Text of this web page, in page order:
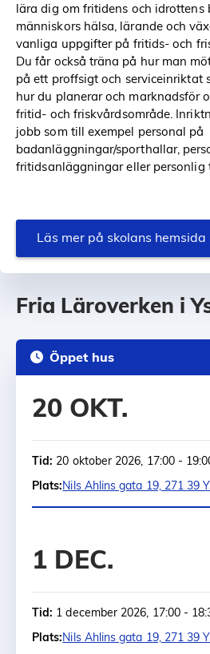
lära dig om fritidens och idrottens
människors hälsa, lärande och
vanliga uppgifter på fritids- och
Du får också träna på hur man
på ett proffsigt och serviceinriktat
hur du planerar och marknadsför
fritid- och friskvårdsområde.
jobb som till exempel personal på
badanläggningar/sporthallar,
fritidsanläggningar eller personlig
Läs mer på skolans hemsida
Fria Läroverken i
Öppet hus
20 OKT.
Tid: 20 oktober 2026, 17:00 -
Plats:Nils Ahlins gata 19, 271 39
1 DEC.
Tid: 1 december 2026, 17:00 -
Plats:Nils Ahlins gata 19, 271 39